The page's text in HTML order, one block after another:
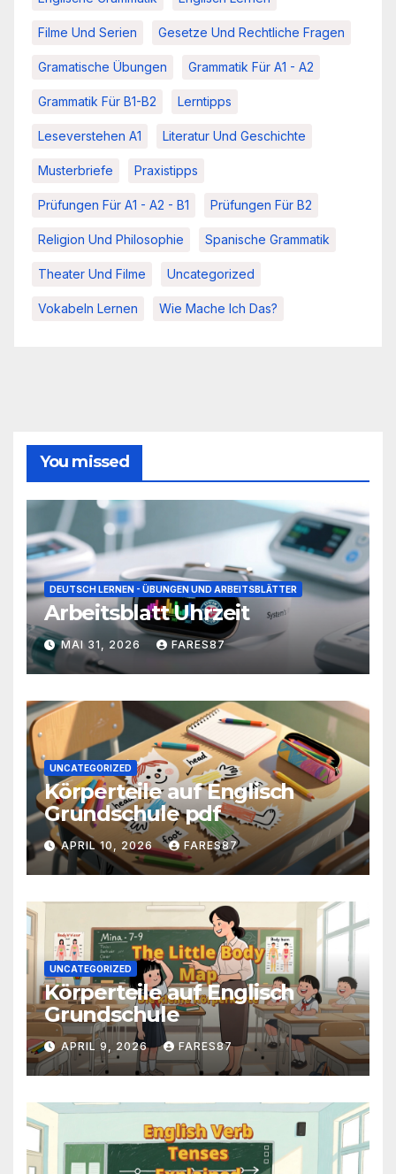
Filme Und Serien Gesetze Und Rechtliche Fragen
Gramatische Übungen Grammatik Für A1 - A2
Grammatik Für B1-B2 Lerntipps
Leseverstehen A1 Literatur Und Geschichte
Musterbriefe Praxistipps
Prüfungen Für A1 - A2 - B1 Prüfungen Für B2
Religion Und Philosophie Spanische Grammatik
Theater Und Filme Uncategorized
Vokabeln Lernen Wie Mache Ich Das?
You missed
DEUTSCH LERNEN - ÜBUNGEN UND ARBEITSBLÄTTER
Arbeitsblatt Uhrzeit
MAI 31, 2026 FARES87
UNCATEGORIZED
Körperteile auf Englisch
Grundschule pdf
APRIL 10, 2026 FARES87
UNCATEGORIZED
Körperteile auf Englisch
Grundschule
APRIL 9, 2026 FARES87